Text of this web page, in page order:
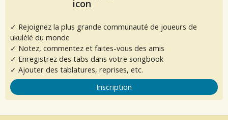
✓ Rejoignez la plus grande communauté de joueurs de
ukulélé du monde
✓ Notez, commentez et faites-vous des amis
✓ Enregistrez des tabs dans votre songbook
✓ Ajouter des tablatures, reprises, etc.
Inscription